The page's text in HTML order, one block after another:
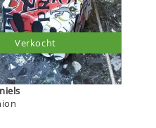
Daniels
Verkocht